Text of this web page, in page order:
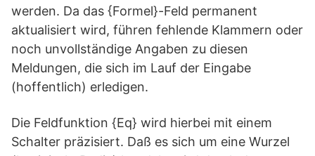
werden. Da das {Formel}-Feld permanent
aktualisiert wird, führen fehlende Klammern oder
noch unvollständige Angaben zu diesen
Meldungen, die sich im Lauf der Eingabe
(hoffentlich) erledigen.
Die Feldfunktion {Eq} wird hierbei mit einem
Schalter präzisiert. Daß es sich um eine Wurzel